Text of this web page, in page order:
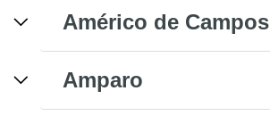
Américo de Campos
Amparo